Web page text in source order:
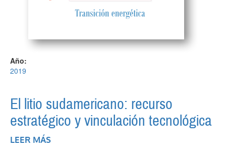
Año:
2019
El litio sudamericano: recurso
estratégico y vinculación tecnológica
LEER MÁS